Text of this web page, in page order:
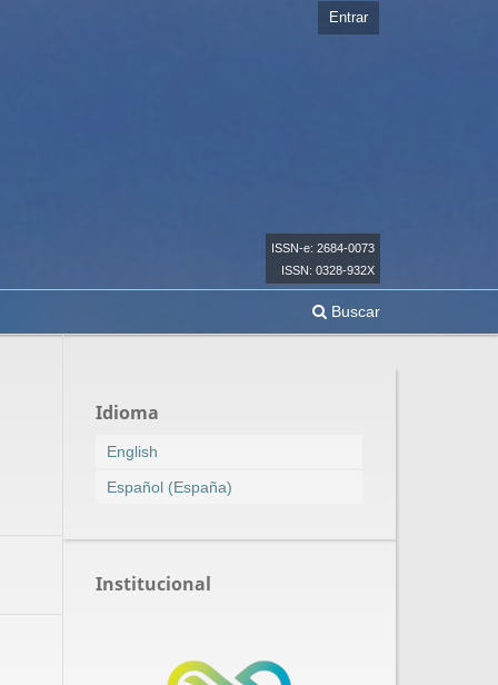
ISSN-e: 2684-0073
ISSN: 0328-932X
Buscar
Entrar
Idioma
English
Español (España)
Institucional